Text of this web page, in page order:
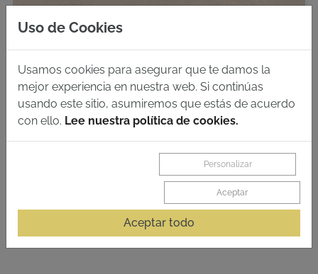
BATEIG VERONA · 1200x3000 · 6mm de espesor
Uso de Cookies
Usamos cookies para asegurar que te damos la
mejor experiencia en nuestra web. Si continúas
usando este sitio, asumiremos que estás de acuerdo
con ello. Lee nuestra política de cookies.
Personalizar
Aceptar
Aceptar todo